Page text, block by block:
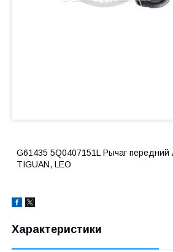
G61435 5Q0407151L Рычаг передний
TIGUAN, LEO
Характеристики